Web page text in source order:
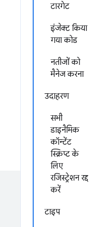
टारगेट
इंजेक्ट किया
गया कोड
नतीजों को
मैनेज करना
उदाहरण
सभी
डाइनैमिक
कॉन्टेंट
स्क्रिप्ट के
लिए
रजिस्ट्रेशन रद्द
करें
टाइप